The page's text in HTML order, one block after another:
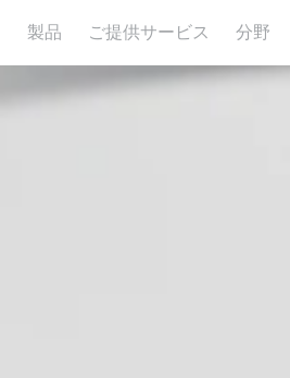
製品 ご提供サービス 分野